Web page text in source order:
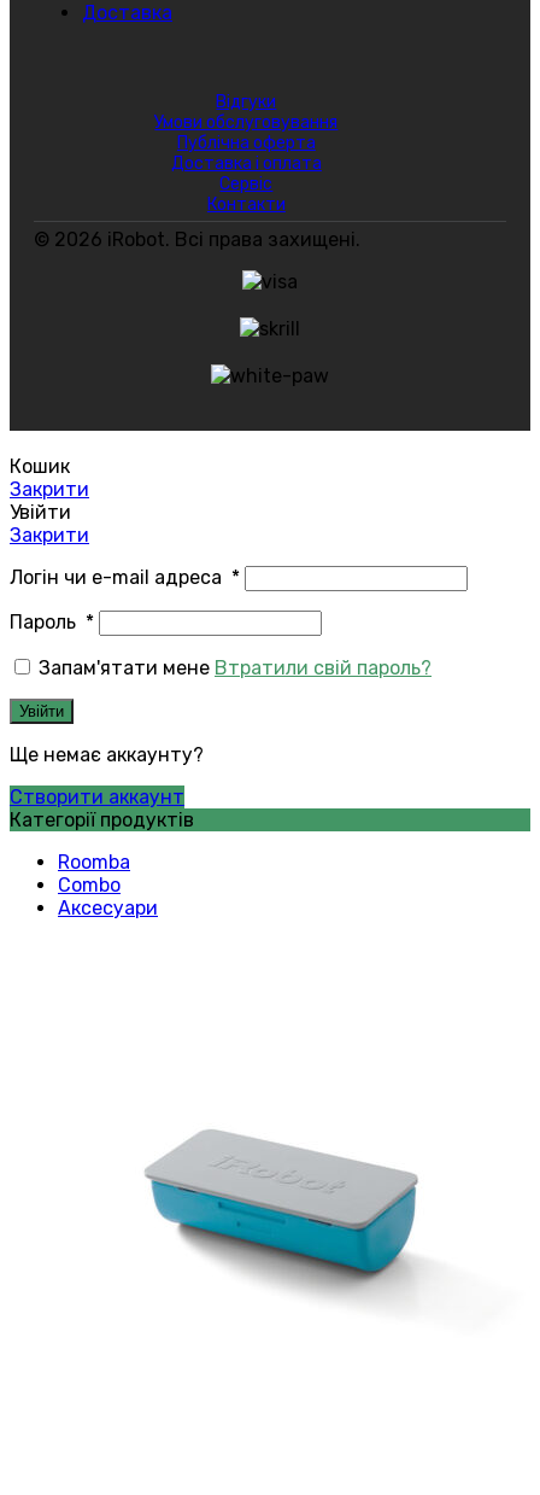
Доставка
Відгуки
Умови обслуговування
Публічна оферта
Доставка і оплата
Сервіс
Контакти
© 2026 iRobot. Всі права захищені.
Кошик
Закрити
Увійти
Закрити
Логін чи e-mail адреса *
Пароль *
Запам'ятати мене Втратили свій пароль?
Увійти
Ще немає аккаунту?
Створити аккаунт
Категорії продуктів
Roomba
Combo
Аксесуари